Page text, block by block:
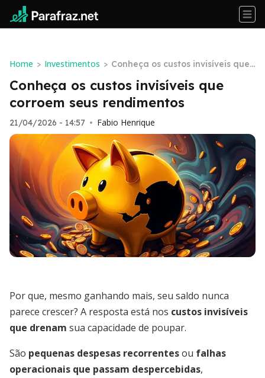
Home > Investimentos > Conheça os custos invisíveis que
corroem seus rendimentos
Conheça os custos invisíveis que
corroem seus rendimentos
21/04/2026 - 14:57 • Fabio Henrique
Por que, mesmo ganhando mais, seu saldo nunca
parece crescer? A resposta está nos custos invisíveis
que drenam sua capacidade de poupar.
São pequenas despesas recorrentesou falhas
operacionais que passam despercebidas,